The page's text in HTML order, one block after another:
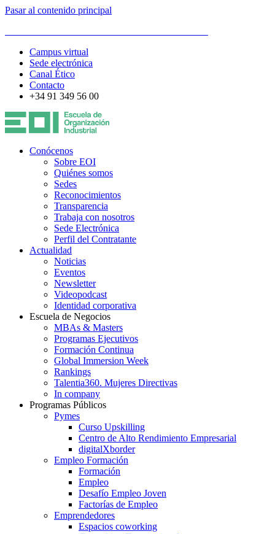
Pasar al contenido principal
Campus virtual
Sede electrónica
Canal Ético
Contacto
+34 91 349 56 00
Conócenos
Sobre EOI
Quiénes somos
Sedes
Reconocimientos
Transparencia
Trabaja con nosotros
Sede Electrónica
Perfil del Contratante
Actualidad
Noticias
Eventos
Newsletter
Videopodcast
Identidad corporativa
Escuela de Negocios
MBAs & Masters
Programas Ejecutivos
Formación Continua
Global Immersion Week
Rankings
Talentia360. Mujeres Directivas
In company
Programas Públicos
Pymes
Curso Upskilling
Centro de Alto Rendimiento Empresarial
digitalXborder
Empleo Formación
Formación
Empleo
Desafío Empleo Joven
Factorías de Empleo
Emprendedores
Espacios coworking